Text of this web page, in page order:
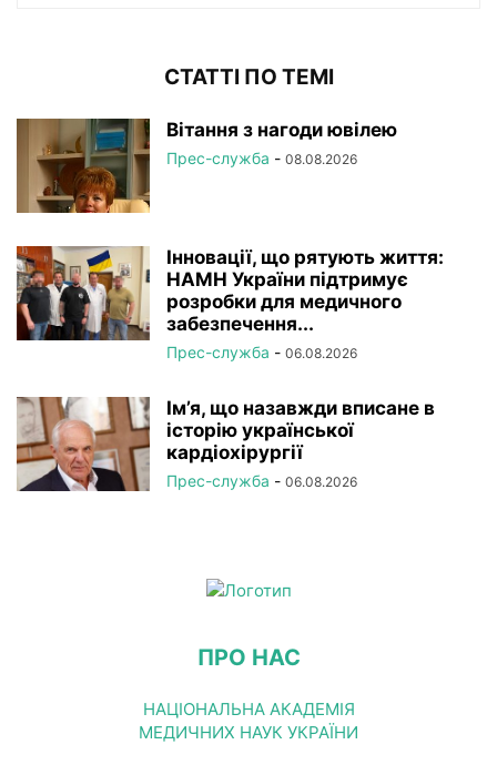
СТАТТІ ПО ТЕМІ
Вітання з нагоди ювілею
Прес-служба - 08.08.2026
Інновації, що рятують життя:
НАМН України підтримує
розробки для медичного
забезпечення...
Прес-служба - 06.08.2026
Ім’я, що назавжди вписане в
історію української
кардіохірургії
Прес-служба - 06.08.2026
ПРО НАС
НАЦІОНАЛЬНА АКАДЕМІЯ
МЕДИЧНИХ НАУК УКРАЇНИ